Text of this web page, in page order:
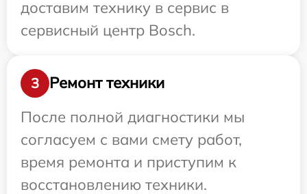
доставим технику в сервис в
сервисный центр Bosch.
3
Ремонт техники
После полной диагностики мы
согласуем с вами смету работ,
время ремонта и приступим к
восстановлению техники.